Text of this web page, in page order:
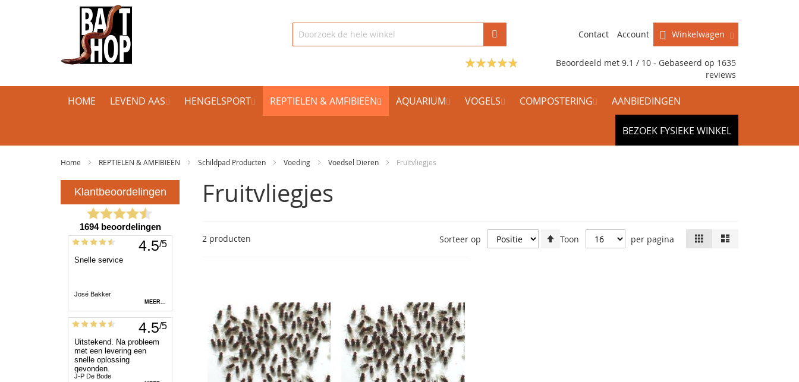
Winkelwagen
Contact Account
Beoordeeld met 9.1 / 10 - Gebaseerd op 1635
reviews
HOME LEVEND AAS HENGELSPORT REPTIELEN & AMFIBIEËN AQUARIUM VOGELS COMPOSTERING AANBIEDINGEN
BEZOEK FYSIEKE WINKEL
Home REPTIELEN & AMFIBIEËN Schildpad Producten Voeding Voedsel Dieren Fruitvliegjes
Fruitvliegjes
Tonen
als
Foto-
tabel
2producten Toon per pagina
Sorteer op
Van
hoog